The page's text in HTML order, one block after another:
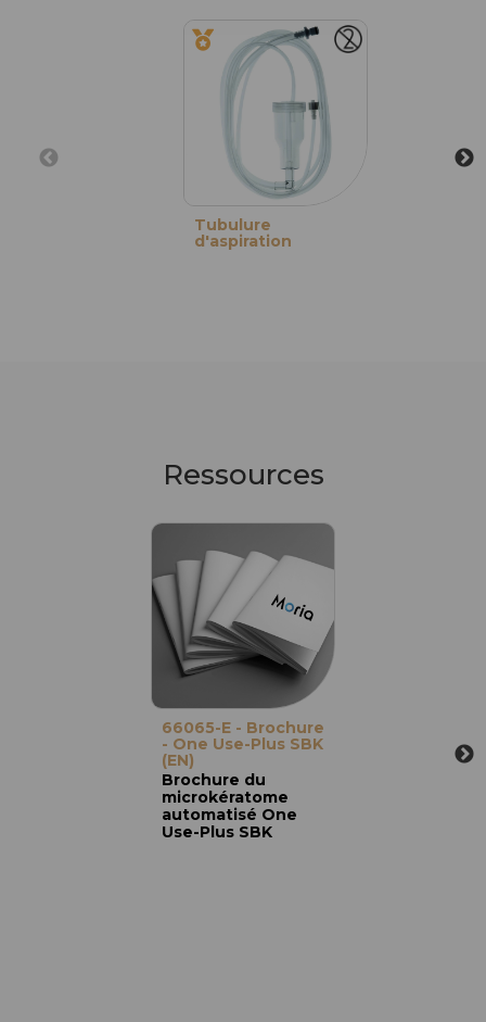
Tubulure
d'aspiration
Ressources
66065-E - Brochure
- One Use-Plus SBK
(EN)
Brochure du
microkératome
automatisé One
Use-Plus SBK